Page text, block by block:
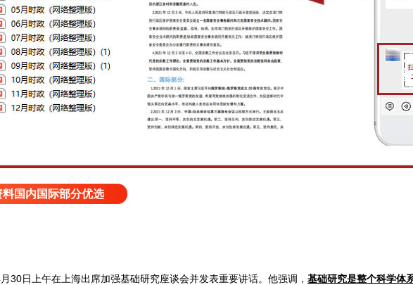
料国内国际部分优选
30日上午在上海出席加强基础研究座谈会并发表重要讲话。他强调， 基础研究是整个科学体